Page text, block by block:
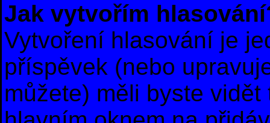
Jak vytvořím
Vytvoření hlasování je
příspěvek (nebo
můžete) měli byste